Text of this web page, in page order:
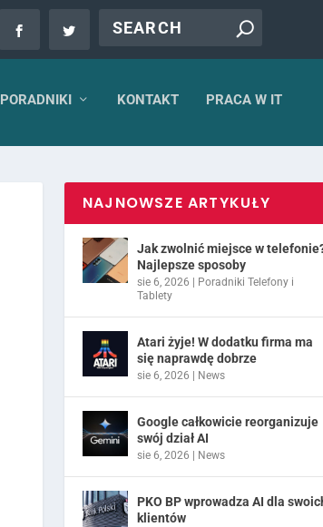
PORADNIKI KONTAKT PRACA W IT
NAJNOWSZE ARTYKUŁY
Jak zwolnić miejsce w
Najlepsze sposoby
sie 6, 2026 | Poradniki Telefony i
Tablety
Atari żyje! W dodatku firma ma
się naprawdę dobrze
sie 6, 2026 | News
Google całkowicie reorganizuje
swój dział AI
sie 6, 2026 | News
PKO BP wprowadza AI dla
klientów